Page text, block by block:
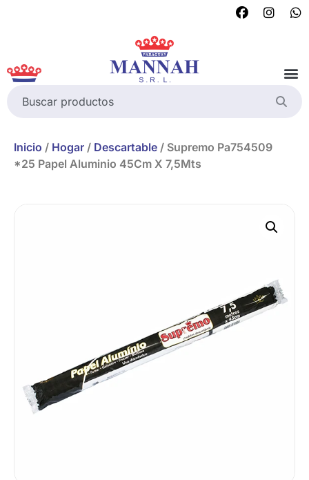
Inicio / Hogar / Descartable / Supremo Pa754509
*25 Papel Aluminio 45Cm X 7,5Mts